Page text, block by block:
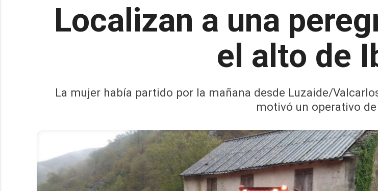
Localizan a una
el alto de
La mujer había partido por la mañana desde Luzaide/
motivó un operativo